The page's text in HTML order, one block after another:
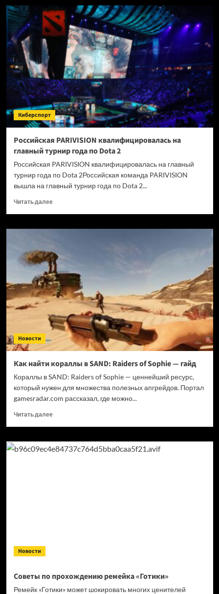
Российская
Team
Spirit
вышла
главный
турнир
года
по
Dota
2
—
The
International
Киберспорт
Российская PARIVISION квалифицировалась на
главный турнир года по Dota 2
Российская PARIVISION квалифицировалась на главный
турнир года по Dota 2Российская команда PARIVISION
вышла на главный турнир года по Dota 2...
Читать далееПрочитать
Российская
на
главный
турнир
года
по
Dota
Новости
Как найти кораллы в SAND: Raiders of Sophie — гайд
Кораллы в SAND: Raiders of Sophie — ценнейший ресурс,
который нужен для множества полезных апгрейдов. Портал
gamesradar.com рассказал, где можно...
Читать далееПрочитать
Как
найти
Новости
Советы по прохождению ремейка «Готики»
Ремейк «Готики» может шокировать многих ценителей